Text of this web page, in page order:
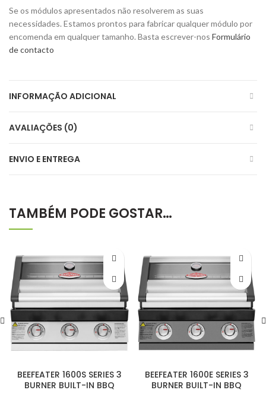
Se os módulos apresentados não resolverem as suas
necessidades. Estamos prontos para fabricar qualquer módulo por
encomenda em qualquer tamanho. Basta escrever-nos Formulário
de contacto
INFORMAÇÃO ADICIONAL
AVALIAÇÕES (0)
ENVIO E ENTREGA
TAMBÉM PODE GOSTAR…
BEEFEATER 1600S SERIES 3
BURNER BUILT-IN BBQ
BEEFEATER 1600E SERIES 3
BURNER BUILT-IN BBQ